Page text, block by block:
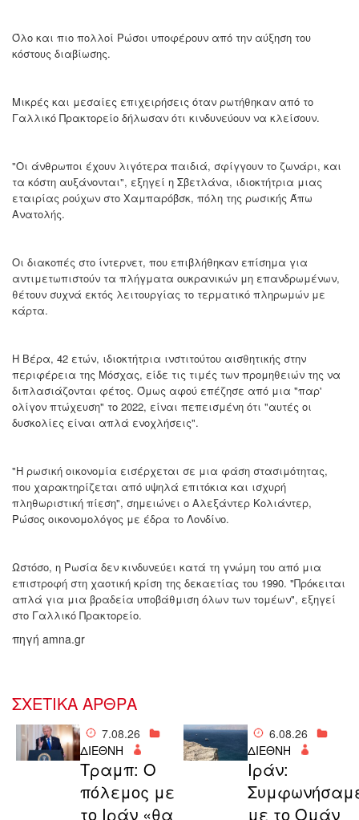
Όλο και πιο πολλοί Ρώσοι υποφέρουν από την αύξηση του
κόστους διαβίωσης.
Μικρές και μεσαίες επιχειρήσεις όταν ρωτήθηκαν από το
Γαλλικό Πρακτορείο δήλωσαν ότι κινδυνεύουν να κλείσουν.
"Οι άνθρωποι έχουν λιγότερα παιδιά, σφίγγουν το ζωνάρι, και
τα κόστη αυξάνονται", εξηγεί η Σβετλάνα, ιδιοκτήτρια μιας
εταιρίας ρούχων στο Χαμπαρόβσκ, πόλη της ρωσικής Άπω
Ανατολής.
Οι διακοπές στο ίντερνετ, που επιβλήθηκαν επίσημα για
αντιμετωπιστούν τα πλήγματα ουκρανικών μη επανδρωμένων,
θέτουν συχνά εκτός λειτουργίας το τερματικό πληρωμών με
κάρτα.
Η Βέρα, 42 ετών, ιδιοκτήτρια ινστιτούτου αισθητικής στην
περιφέρεια της Μόσχας, είδε τις τιμές των προμηθειών της να
διπλασιάζονται φέτος. Όμως αφού επέζησε από μια "παρ'
ολίγον πτώχευση" το 2022, είναι πεπεισμένη ότι "αυτές οι
δυσκολίες είναι απλά ενοχλήσεις".
"Η ρωσική οικονομία εισέρχεται σε μια φάση στασιμότητας,
που χαρακτηρίζεται από υψηλά επιτόκια και ισχυρή
πληθωριστική πίεση", σημειώνει ο Αλεξάντερ Κολιάντερ,
Ρώσος οικονομολόγος με έδρα το Λονδίνο.
Ωστόσο, η Ρωσία δεν κινδυνεύει κατά τη γνώμη του από μια
επιστροφή στη χαοτική κρίση της δεκαετίας του 1990. "Πρόκειται
απλά για μια βραδεία υποβάθμιση όλων των τομέων", εξηγεί
στο Γαλλικό Πρακτορείο.
πηγή amna.gr
ΣΧΕΤΙΚΑ ΑΡΘΡΑ
7.08.26
ΔΙΕΘΝΗ
Τραμπ: Ο
πόλεμος με
το Ιράν «θα
6.08.26
ΔΙΕΘΝΗ
Ιράν:
με το Ομάν